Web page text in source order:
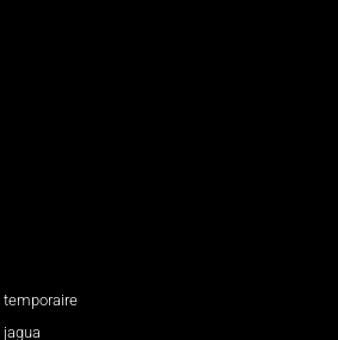
temporaire